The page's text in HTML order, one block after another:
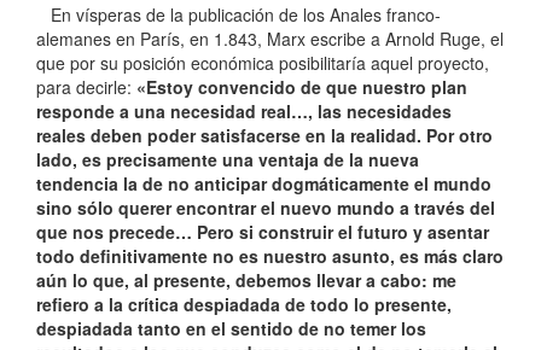
En vísperas de la publicación de los Anales franco-
alemanes en París, en 1.843, Marx escribe a Arnold Ruge, el
que por su posición económica posibilitaría aquel proyecto,
para decirle: «Estoy convencido de que nuestro plan
responde a una necesidad real…, las necesidades
reales deben poder satisfacerse en la realidad. Por otro
lado, es precisamente una ventaja de la nueva
tendencia la de no anticipar dogmáticamente el mundo
sino sólo querer encontrar el nuevo mundo a través del
que nos precede… Pero si construir el futuro y asentar
todo definitivamente no es nuestro asunto, es más claro
aún lo que, al presente, debemos llevar a cabo: me
refiero a la crítica despiadada de todo lo presente,
despiadada tanto en el sentido de no temer los